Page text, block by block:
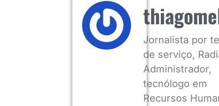
Jornalista por
de serviço,
Administrador,
tecnólogo em
Recursos